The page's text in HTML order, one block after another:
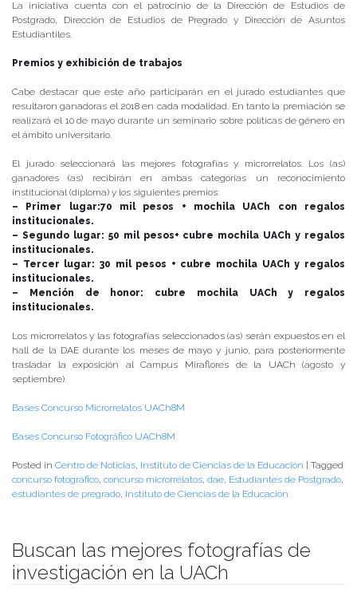
La iniciativa cuenta con el patrocinio de la Dirección de Estudios de
Postgrado, Dirección de Estudios de Pregrado y Dirección de Asuntos
Estudiantiles.
Premios y exhibición de trabajos
Cabe destacar que este año participarán en el jurado estudiantes que
resultaron ganadoras el 2018 en cada modalidad. En tanto la premiación se
realizará el 10 de mayo durante un seminario sobre políticas de género en
el ámbito universitario.
El jurado seleccionará las mejores fotografías y microrrelatos. Los (as)
ganadores (as) recibirán en ambas categorías un reconocimiento
institucional (diploma) y los siguientes premios:
– Primer lugar:70 mil pesos + mochila UACh con regalos
institucionales.
– Segundo lugar: 50 mil pesos+ cubre mochila UACh y regalos
institucionales.
– Tercer lugar: 30 mil pesos + cubre mochila UACh y regalos
institucionales.
– Mención de honor: cubre mochila UACh y regalos
institucionales.
Los microrrelatos y las fotografías seleccionados (as) serán expuestos en el
hall de la DAE durante los meses de mayo y junio, para posteriormente
trasladar la exposición al Campus Miraflores de la UACh (agosto y
septiembre).
Bases Concurso Microrrelatos UACh8M
Bases Concurso Fotográfico UACh8M
Posted in Centro de Noticias, Instituto de Ciencias de la Educación
Tagged
concurso fotográfico, concurso microrrelatos, dae, Estudiantes de Postgrado,
estudiantes de pregrado, Instituto de Ciencias de la Educación
Buscan las mejores fotografías de
investigación en la UACh